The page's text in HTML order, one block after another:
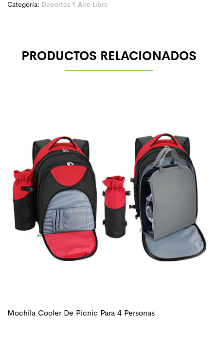
Categoría: Deportes Y Aire Libre
PRODUCTOS RELACIONADOS
Mochila Cooler De Picnic Para 4 Personas